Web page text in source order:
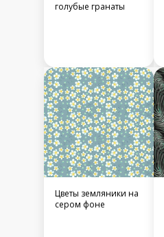
голубые гранаты
Цветы земляники на
сером фоне